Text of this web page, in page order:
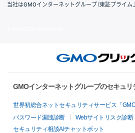
当社はGMOインターネットグループ（東証プライム
GMOインターネットグループのセキュリ
世界初総合ネットセキュリティサービス「
パスワード漏洩診断
Webサイトリスク診断
セキュリティ相談AIチャットボット